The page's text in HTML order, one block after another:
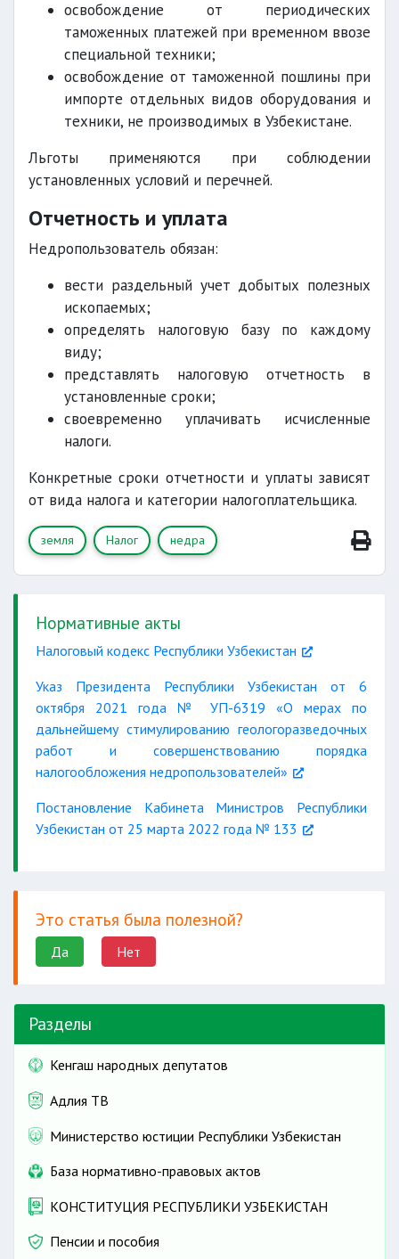
освобождение от периодических
таможенных платежей при временном ввозе
специальной техники;
освобождение от таможенной пошлины при
импорте отдельных видов оборудования и
техники, не производимых в Узбекистане.
Льготы применяются при соблюдении
установленных условий и перечней.
Отчетность и уплата
Недропользователь обязан:
вести раздельный учет добытых полезных
ископаемых;
определять налоговую базу по каждому
виду;
представлять налоговую отчетность в
установленные сроки;
своевременно уплачивать исчисленные
налоги.
Конкретные сроки отчетности и уплаты зависят
от вида налога и категории налогоплательщика.
земля Налог недра
Нормативные акты
Налоговый кодекс Республики Узбекистан
Указ Президента Республики Узбекистан от 6
октября 2021 года № УП-6319 «О мерах по
дальнейшему стимулированию геологоразведочных
работ и совершенствованию порядка
налогообложения недропользователей»
Постановление Кабинета Министров Республики
Узбекистан от 25 марта 2022 года № 133
Это статья была полезной?
Да Нет
Разделы
Кенгаш народных депутатов
Адлия ТВ
Министерство юстиции Республики Узбекистан
База нормативно-правовых актов
КОНСТИТУЦИЯ РЕСПУБЛИКИ УЗБЕКИСТАН
Пенсии и пособия